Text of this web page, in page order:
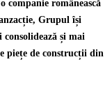
companie românească
Grupul își
și mai
piețe de construcții din